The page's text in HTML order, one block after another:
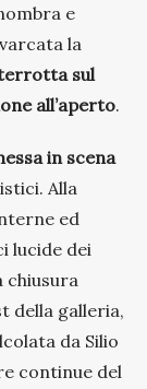
e
la
sul
all’aperto.
in scena
Alla
ed
lucide dei
chiusura
della galleria,
da Silio
continue del